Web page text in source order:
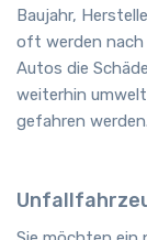
Baujahr,
oft werden nach
Autos die
weiterhin
gefahren werden.